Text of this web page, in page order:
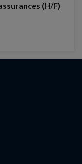
(H/F)